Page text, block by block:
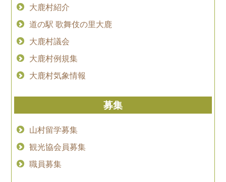
大鹿村紹介
道の駅 歌舞伎の里大鹿
大鹿村議会
大鹿村例規集
大鹿村気象情報
募集
山村留学募集
観光協会員募集
職員募集